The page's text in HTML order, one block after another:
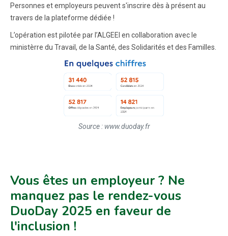
Personnes et employeurs peuvent s'inscrire dès à présent au
travers de la plateforme dédiée !
L’opération est pilotée par l’ALGEEI en collaboration avec le
ministèrre du Travail, de la Santé, des Solidarités et des Familles.
Source : www.duoday.fr
Vous êtes un employeur ? Ne
manquez pas le rendez-vous
DuoDay 2025 en faveur de
l'inclusion !